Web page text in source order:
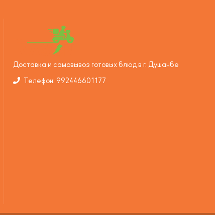
Доставка и самовывоз готовых блюд в г. Душанбе
Телефон: 992446601177